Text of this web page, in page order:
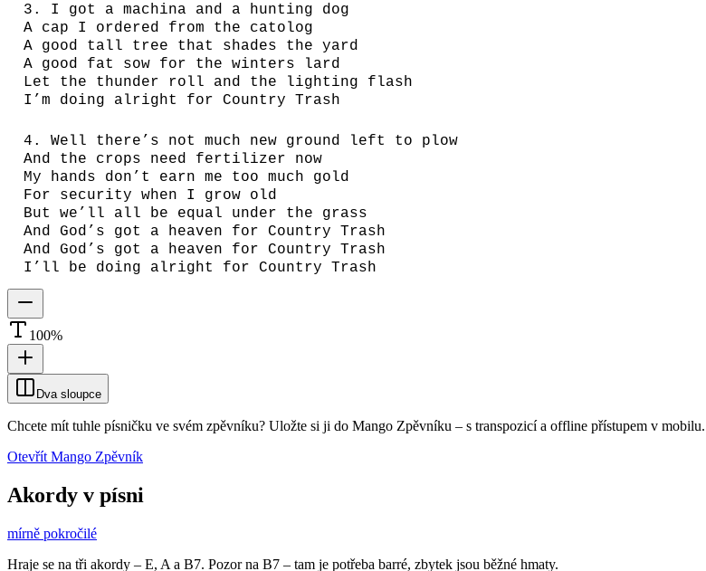
3. I got a machina and a hunting dog
A cap I ordered from the catolog
A good tall tree that shades the yard
A good fat sow for the winters lard
Let the thunder roll and the lighting flash
I’m doing alright for Country Trash
4. Well there’s not much new ground left to plow
And the crops need fertilizer now
My hands don’t earn me too much gold
For security when I grow old
But we’ll all be equal under the grass
And God’s got a heaven for Country Trash
And God’s got a heaven for Country Trash
I’ll be doing alright for Country Trash
100%
Dva sloupce
Chcete mít tuhle písničku ve svém zpěvníku? Uložte si ji do Mango Zpěvníku – s transpozicí a offline přístupem v mobilu.
Otevřít Mango Zpěvník
Akordy v písni
mírně pokročilé
Hraje se na tři akordy – E, A a B7. Pozor na B7 – tam je potřeba barré, zbytek jsou běžné hmaty.